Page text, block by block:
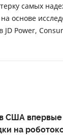
самых
основе
JD Power,
США
на